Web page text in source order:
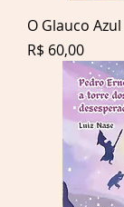
O Glauco Azul
Preço
R$ 60,00